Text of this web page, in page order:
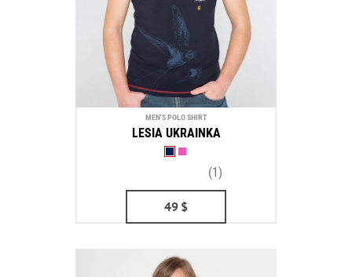
MEN'S POLO SHIRT
LESIA UKRAINKA
(1)
49 $